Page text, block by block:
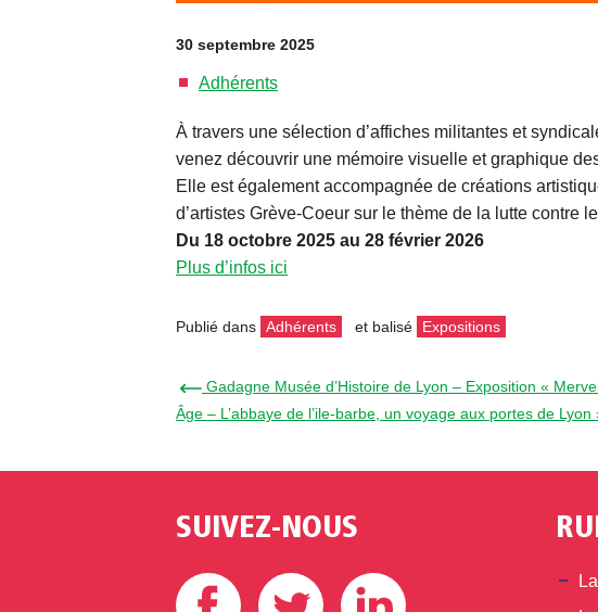
30 septembre 2025
Adhérents
À travers une sélection d’affiches militantes et
venez découvrir une mémoire visuelle et graphique
Elle est également accompagnée de créations
d’artistes Grève-Coeur sur le thème de la lutte contre
Du 18 octobre 2025 au 28 février 2026
Plus d’infos ici
Publié dans Adhérents et balisé Expositions
← Gadagne Musée d’Histoire de Lyon – Exposition «
Âge – L’abbaye de l’ile-barbe, un voyage aux portes de Lyon
SUIVEZ-NOUS
Facebook Twitter